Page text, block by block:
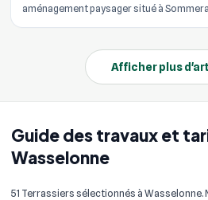
Guide des travaux et
Wasselonne
51 Terrassiers sélectionnés à Wasselonne.
aménagement paysager situé à
Afficher plus